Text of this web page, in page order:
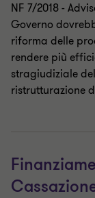
NF 7/2018 -
Governo
riforma delle
rendere più
stragiudiziale
ristrutturazione